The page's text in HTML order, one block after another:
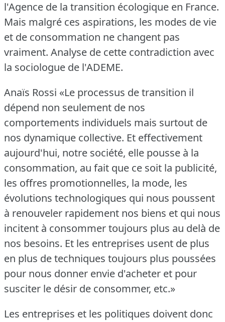
l'Agence de la transition écologique en France.
Mais malgré ces aspirations, les modes de vie
et de consommation ne changent pas
vraiment. Analyse de cette contradiction avec
la sociologue de l'ADEME.
Anaïs Rossi «Le processus de transition il
dépend non seulement de nos
comportements individuels mais surtout de
nos dynamique collective. Et effectivement
aujourd'hui, notre société, elle pousse à la
consommation, au fait que ce soit la publicité,
les offres promotionnelles, la mode, les
évolutions technologiques qui nous poussent
à renouveler rapidement nos biens et qui nous
incitent à consommer toujours plus au delà de
nos besoins. Et les entreprises usent de plus
en plus de techniques toujours plus poussées
pour nous donner envie d'acheter et pour
susciter le désir de consommer, etc.»
Les entreprises et les politiques doivent donc